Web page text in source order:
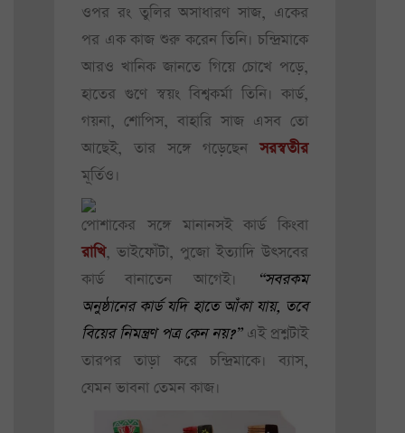
ওপর রং তুলির অসাধারণ সাজ, একের
পর এক কাজ শুরু করেন তিনি। চন্দ্রিমাকে
আরও খানিক জানতে গিয়ে চোখে পড়ে,
হাতের গুণে স্বয়ং বিশ্বকর্মা তিনি। কার্ড,
গয়না, শোপিস, বাহারি সাজ এসব তো
আছেই, তার সঙ্গে গড়েছেনসরস্বতীর
মূর্তিও।
পোশাকের সঙ্গে মানানসই কার্ড কিংবা
রাখি, ভাইফোঁটা, পুজো ইত্যাদি উৎসবের
কার্ড বানাতেন আগেই। “সবরকম
অনুষ্ঠানের কার্ড যদি হাতে আঁকা যায়, তবে
বিয়ের নিমন্ত্রণ পত্র কেন নয়?” এই প্রশ্নটাই
তারপর তাড়া করে চন্দ্রিমাকে। ব্যাস,
যেমন ভাবনা তেমন কাজ।